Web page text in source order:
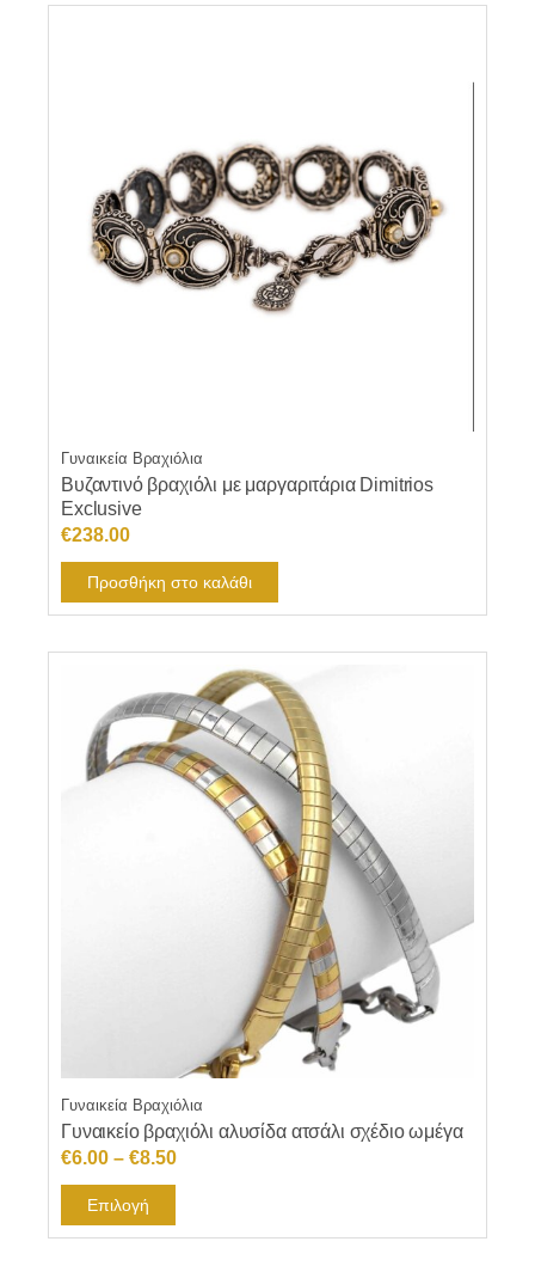
Γυναικεία Βραχιόλια
Βυζαντινό βραχιόλι με μαργαριτάρια Dimitrios
Exclusive
€238.00
Προσθήκη στο καλάθι
Γυναικεία Βραχιόλια
Γυναικείο βραχιόλι αλυσίδα ατσάλι σχέδιο ωμέγα
€6.00 – €8.50Price
through
Επιλογή
το